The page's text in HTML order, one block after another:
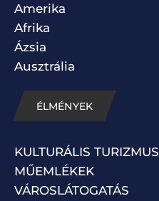
Amerika
Afrika
Ázsia
Ausztrália
ÉLMÉNYEK
KULTURÁLIS TURIZMUS
MŰEMLÉKEK
VÁROSLÁTOGATÁS